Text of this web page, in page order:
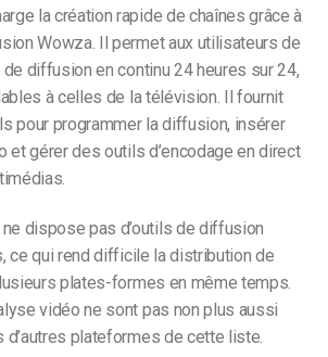
la création rapide de chaînes grâce à
Wowza. Il permet aux utilisateurs de
de diffusion en continu 24 heures sur 24,
à celles de la télévision. Il fournit
pour programmer la diffusion, insérer
et gérer des outils d’encodage en direct
dispose pas d’outils de diffusion
ce qui rend difficile la distribution de
plates-formes en même temps.
vidéo ne sont pas non plus aussi
plateformes de cette liste.